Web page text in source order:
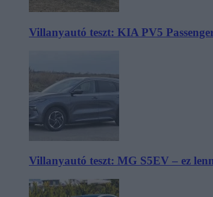
Villanyautó teszt: KIA PV5
Villanyautó teszt: MG S5EV – ez